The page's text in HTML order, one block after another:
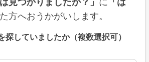
方へおうかがいします。
探していましたか（複数選択可）